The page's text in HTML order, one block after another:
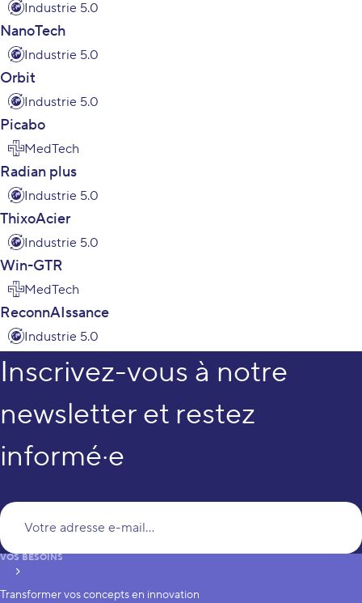
Industrie 5.0
NanoTech
Industrie 5.0
Orbit
Industrie 5.0
Picabo
MedTech
Radian plus
Industrie 5.0
ThixoAcier
Industrie 5.0
Win-GTR
MedTech
ReconnAIssance
Industrie 5.0
Inscrivez-vous à notre
newsletter et restez
informé·e
S’inscrire
VOS BESOINS
Transformer vos concepts en innovation